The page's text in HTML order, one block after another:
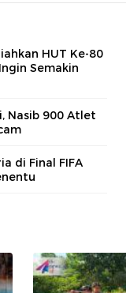
HUT Ke-80
Semakin
Nasib 900 Atlet
di Final FIFA